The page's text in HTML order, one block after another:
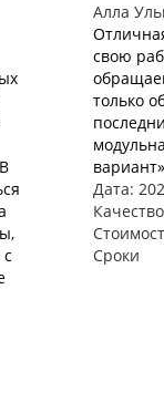
Алла
свою
только
вариант»
Дата:
Качество
Сроки